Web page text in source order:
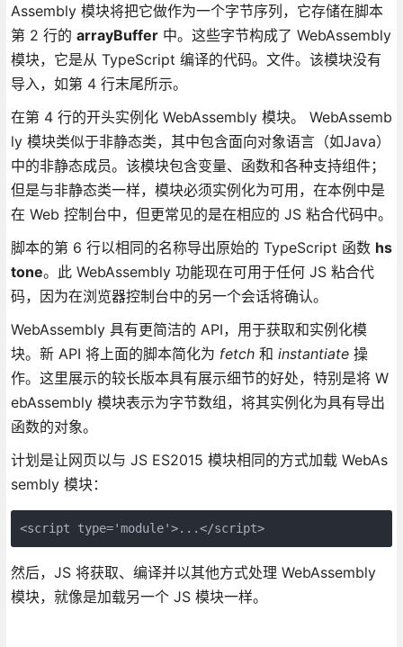
Assembly 模块将把它做作为一个字节序列，它存储在脚本
第 2 行的 arrayBuffer中。这些字节构成了 WebAssembly
模块，它是从 TypeScript 编译的代码。文件。该模块没有
导入，如第 4 行末尾所示。
在第 4 行的开头实例化 WebAssembly 模块。 WebAssemb
ly 模块类似于非静态类，其中包含面向对象语言（如Java）
中的非静态成员。该模块包含变量、函数和各种支持组件；
但是与非静态类一样，模块必须实例化为可用，在本例中是
在 Web 控制台中，但更常见的是在相应的 JS 粘合代码中。
脚本的第 6 行以相同的名称导出原始的 TypeScript 函数 hs
tone。此 WebAssembly 功能现在可用于任何 JS 粘合代
码，因为在浏览器控制台中的另一个会话将确认。
WebAssembly 具有更简洁的 API，用于获取和实例化模
块。新 API 将上面的脚本简化为 fetch和 instantiate操
作。这里展示的较长版本具有展示细节的好处，特别是将 W
ebAssembly 模块表示为字节数组，将其实例化为具有导出
函数的对象。
计划是让网页以与 JS ES2015 模块相同的方式加载 WebAs
sembly 模块：
<script type='module'>...</script>
然后，JS 将获取、编译并以其他方式处理 WebAssembly
模块，就像是加载另一个 JS 模块一样。